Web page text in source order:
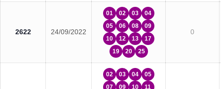
2622 24/09/2022
01 02 03
04
05
06 08
09
10
12 13
17
19
20 25
0
02 03 04
05
07
09 10
11